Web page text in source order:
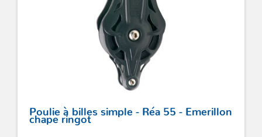
Poulie à billes simple - Réa 55 - Emerillon
chape ringot